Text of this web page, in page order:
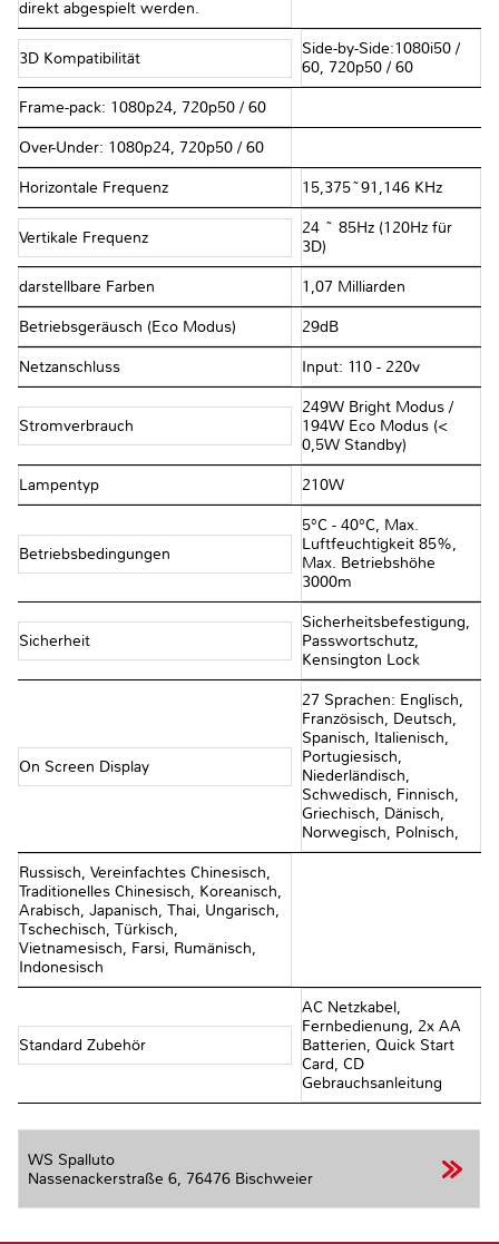
direkt abgespielt werden.
3D Kompatibilität
Side-by-Side:1080i50 /
60, 720p50 / 60
Frame-pack: 1080p24, 720p50 / 60
Over-Under: 1080p24, 720p50 / 60
Horizontale Frequenz 15,375~91,146 KHz
Vertikale Frequenz
24 ~ 85Hz (120Hz für
3D)
darstellbare Farben 1,07 Milliarden
Betriebsgeräusch (Eco Modus) 29dB
Netzanschluss Input: 110 - 220v
Stromverbrauch
249W Bright Modus /
194W Eco Modus (<
0,5W Standby)
Lampentyp 210W
Betriebsbedingungen
5°C - 40°C, Max.
Luftfeuchtigkeit 85%,
Max. Betriebshöhe
3000m
Sicherheit
Sicherheitsbefestigung,
Passwortschutz,
Kensington Lock
On Screen Display
27 Sprachen: Englisch,
Französisch, Deutsch,
Spanisch, Italienisch,
Portugiesisch,
Niederländisch,
Schwedisch, Finnisch,
Griechisch, Dänisch,
Norwegisch, Polnisch,
Russisch, Vereinfachtes Chinesisch,
Traditionelles Chinesisch, Koreanisch,
Arabisch, Japanisch, Thai, Ungarisch,
Tschechisch, Türkisch,
Vietnamesisch, Farsi, Rumänisch,
Indonesisch
Standard Zubehör
AC Netzkabel,
Fernbedienung, 2x AA
Batterien, Quick Start
Card, CD
Gebrauchsanleitung
WS Spalluto
Nassenackerstraße 6, 76476 Bischweier